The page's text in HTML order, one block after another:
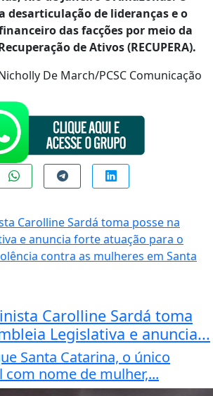
desarticulação de lideranças e o
das facções por meio da
de Ativos (RECUPERA).
De March/PCSC Comunicação
Carolline Sardá toma
Legislativa e anuncia...
Santa Catarina, o único
com nome de mulher,...